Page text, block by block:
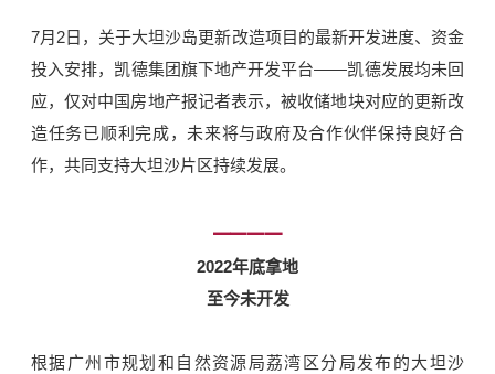
7月2日，关于大坦沙岛更新改造项目的最新开发进度、资金
投入安排，凯德集团旗下地产开发平台——凯德发展均未回
应，仅对中国房地产报记者表示，被收储地块对应的更新改
造任务已顺利完成，未来将与政府及合作伙伴保持良好合
作，共同支持大坦沙片区持续发展。
━━━━
2022年底拿地
至今未开发
根据广州市规划和自然资源局荔湾区分局发布的大坦沙